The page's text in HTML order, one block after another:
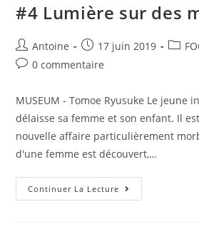
#4 Lumière sur des
Antoine 17 juin 2019
0 commentaire
MUSEUM - Tomoe Ryusuke Le jeune
délaisse sa femme et son enfant. Il
nouvelle affaire particulièrement
d'une femme est découvert,…
Continuer La Lecture